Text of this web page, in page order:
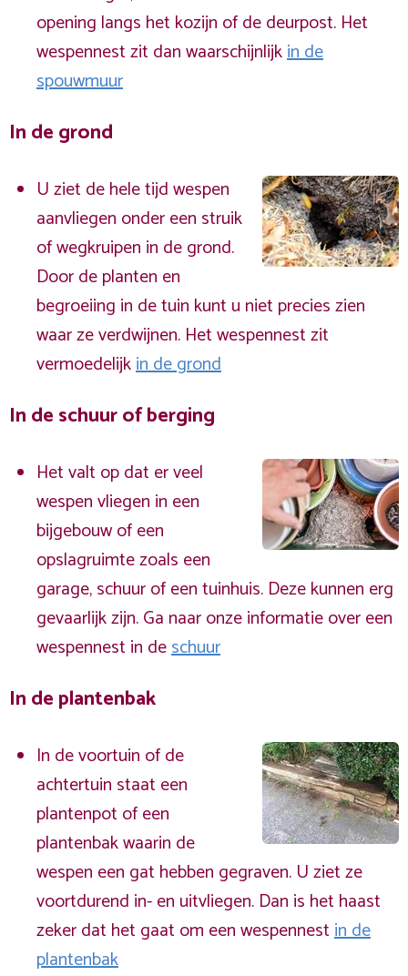
opening langs het kozijn of de deurpost. Het
wespennest zit dan waarschijnlijkin de
spouwmuur
In de grond
U ziet de hele tijd wespen
aanvliegen onder een struik
of wegkruipen in de grond.
Door de planten en
begroeiing in de tuin kunt u niet precies zien
waar ze verdwijnen. Het wespennest zit
vermoedelijkin de grond
In de schuur of berging
Het valt op dat er veel
wespen vliegen in een
bijgebouw of een
opslagruimte zoals een
garage, schuur of een tuinhuis. Deze kunnen erg
gevaarlijk zijn. Ga naar onze informatie over een
wespennest in deschuur
In de plantenbak
In de voortuin of de
achtertuin staat een
plantenpot of een
plantenbak waarin de
wespen een gat hebben gegraven. U ziet ze
voortdurend in- en uitvliegen. Dan is het haast
zeker dat het gaat om een wespennestin de
plantenbak